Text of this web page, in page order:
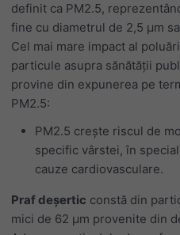
definit ca PM2.5,
fine cu diametrul de 2,5 μm
Cel mai mare impact al
particule asupra sănătății
provine din expunerea pe
PM2.5:
PM2.5 crește riscul de
specific vârstei, în
cauze cardiovasculare.
Praf deșertic constă din
mici de 62 μm provenite din